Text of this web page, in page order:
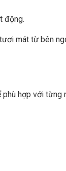
động.
mát từ bên
hợp với từng